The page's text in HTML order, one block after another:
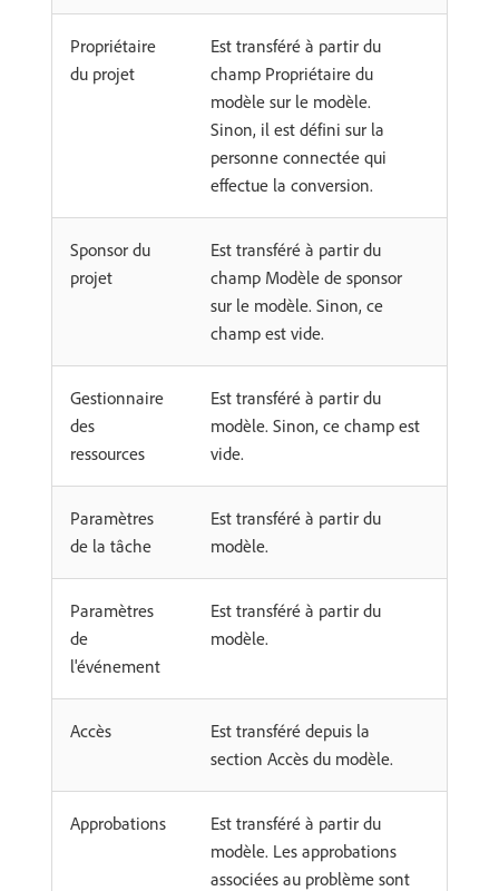
Propriétaire
du projet
Est transféré à partir du
champ Propriétaire du
modèle sur le modèle.
Sinon, il est défini sur la
personne connectée qui
effectue la conversion.
Sponsor du
projet
Est transféré à partir du
champ Modèle de sponsor
sur le modèle. Sinon, ce
champ est vide.
Gestionnaire
des
ressources
Est transféré à partir du
modèle. Sinon, ce champ est
vide.
Paramètres
de la tâche
Est transféré à partir du
modèle.
Paramètres
de
l'événement
Est transféré à partir du
modèle.
Accès
Est transféré depuis la
section Accès du modèle.
Approbations
Est transféré à partir du
modèle. Les approbations
associées au problème sont